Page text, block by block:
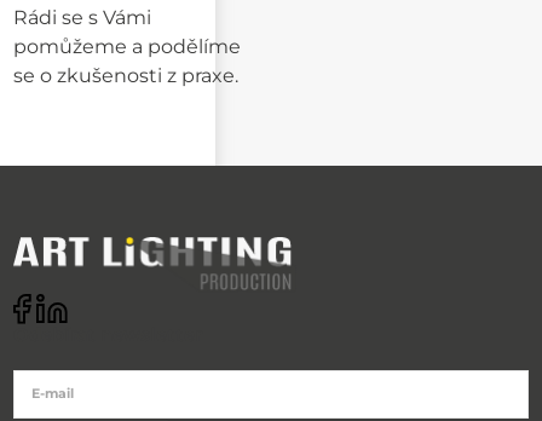
Rádi se s Vámi
pomůžeme a podělíme
se o zkušenosti z praxe.
E-mail